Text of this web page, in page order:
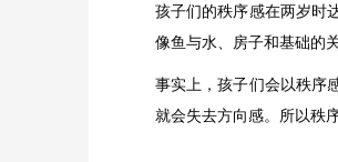
孩子们的秩序感在两岁时
像鱼与水、房子和基础的关
事实上，孩子们会以秩序
就会失去方向感。所以秩